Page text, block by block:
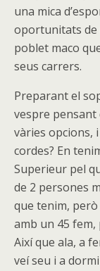
una mica
oportunitats de
poblet maco
seus carrers.
Preparant el
vespre pensant
vàries opcions,
cordes? En
Superieur pel
de 2 persones
que tenim,
amb un 45
Així que ala, a
veí seu i a